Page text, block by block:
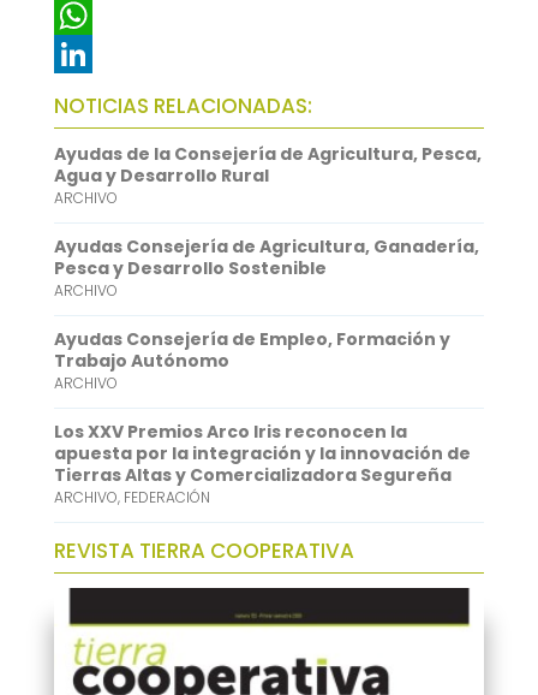
c
e
b
o
o
k
w
t
t
e
r
E
m
a
i
l
W
h
a
t
s
A
p
p
L
i
n
k
e
d
I
n
NOTICIAS RELACIONADAS:
Ayudas de la Consejería de Agricultura, Pesca,
Agua y Desarrollo Rural
ARCHIVO
Ayudas Consejería de Agricultura, Ganadería,
Pesca y Desarrollo Sostenible
ARCHIVO
Ayudas Consejería de Empleo, Formación y
Trabajo Autónomo
ARCHIVO
Los XXV Premios Arco Iris reconocen la
apuesta por la integración y la innovación de
Tierras Altas y Comercializadora Segureña
ARCHIVO, FEDERACIÓN
REVISTA TIERRA COOPERATIVA